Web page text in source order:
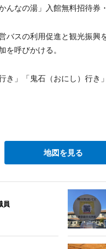
なの湯」入館無料招待券
スの利用促進と観光振興
を呼びかける。
」「鬼石（おにし）行き
地図を見る
員